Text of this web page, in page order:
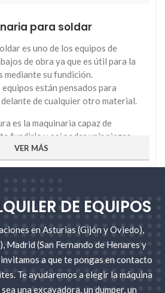
para soldar
es uno de los equipos de
de obra ya que es útil para la
mediante su fundición.
están pensados para
de cualquier otro material.
es la maquinaria capaz de
fundirlo y así poder unir piezas
del metal se necesita
aplicando una técnica diferente
para la fundición de metales,
más en el sector del trabajo
en alquiler
son un avance enorme para la
VER MÁS
DE EQUIPOS
en Asturias (Gijón y Oviedo),
Madrid (San Fernando de Henares y
a que te pongas en contacto
Te ayudaremos a elegir la máquina
una excavadora, un dumper, un